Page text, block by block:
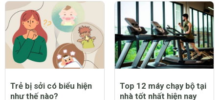
Trẻ bị sởi có biểu hiện
như thế nào?
Top 12 máy chạy bộ tại
nhà tốt nhất hiện nay